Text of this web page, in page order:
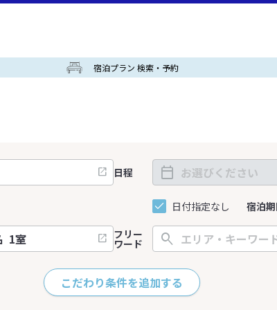
宿泊プラン 検索・予約
日程
日付指定なし 宿泊
フリー
ワード
こだわり条件を追加する